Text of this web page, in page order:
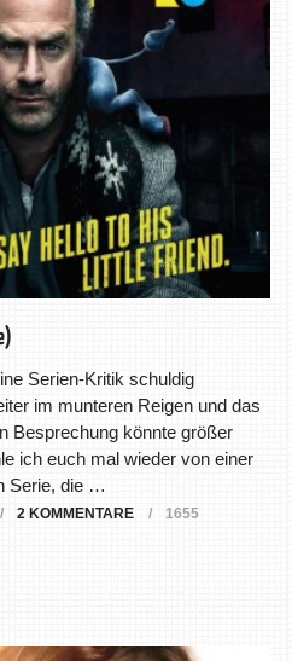
Serien-Kritik schuldig
im munteren Reigen und das
Besprechung könnte größer
ich euch mal wieder von einer
Serie, die …
2 KOMMENTARE
1655